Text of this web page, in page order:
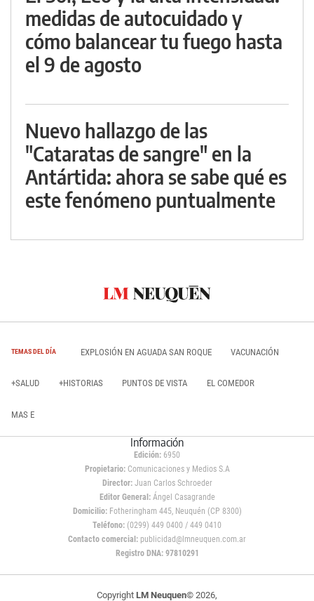
medidas de autocuidado y
cómo balancear tu fuego hasta
el 9 de agosto
Nuevo hallazgo de las
"Cataratas de sangre" en la
Antártida: ahora se sabe qué es
este fenómeno puntualmente
TEMAS DEL DÍA EXPLOSIÓN EN AGUADA SAN ROQUE VACUNACIÓN
+SALUD +HISTORIAS PUNTOS DE VISTA EL COMEDOR
MAS E
Información
Edición: 6950
Propietario:Comunicaciones y Medios S.A
Director: Juan Carlos Schroeder
Editor General:Ángel Casagrande
Domicilio:Fotheringham 445, Neuquén (CP 8300)
Teléfono: (0299) 449 0400 / 449 0410
Contacto comercial: publicidad@lmneuquen.com.ar
Registro DNA: 97810291
Copyright LM Neuquen© 2026,